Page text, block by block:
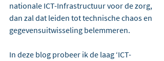
nationale ICT-Infrastructuur voor de zorg,
dan zal dat leiden tot technische chaos en
gegevensuitwisseling belemmeren.
In deze blog probeer ik de laag ‘ICT-